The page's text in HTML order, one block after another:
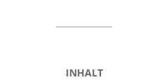
INHALT